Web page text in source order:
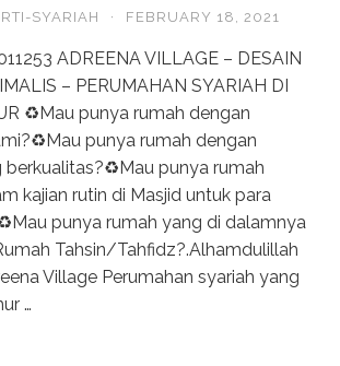
SYARIAH · FEBRUARY 18, 2021
ADREENA VILLAGE – DESAIN
– PERUMAHAN SYARIAH DI
♻️Mau punya rumah dengan
punya rumah dengan
punya rumah
kajian rutin di Masjid untuk para
punya rumah yang di dalamnya
Tahsin/Tahfidz?.Alhamdulillah
Village Perumahan syariah yang
…